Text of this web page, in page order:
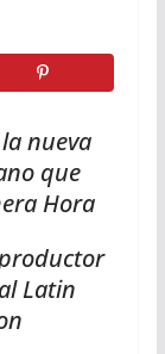
nueva
que
Hora
Latin